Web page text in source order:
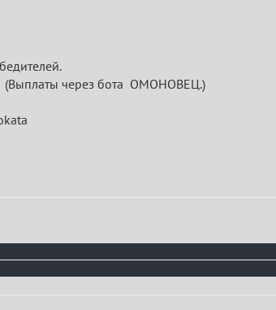
(Выплаты через бота ОМОНОВЕЦ.)